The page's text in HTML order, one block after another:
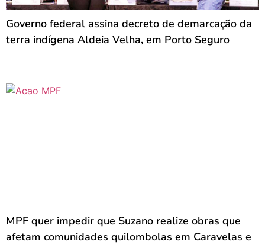
Governo federal assina decreto de demarcação da
terra indígena Aldeia Velha, em Porto Seguro
MPF quer impedir que Suzano realize obras que
afetam comunidades quilombolas em Caravelas e